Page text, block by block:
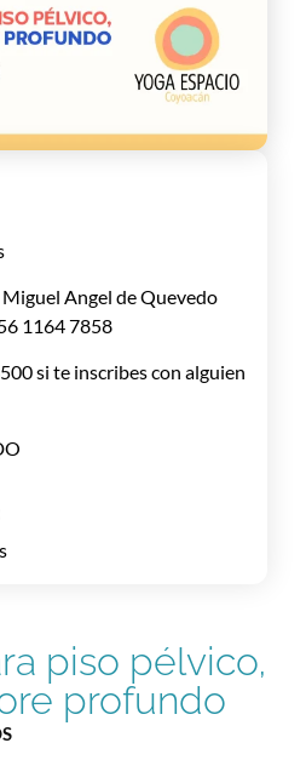
Miguel Angel de Quevedo
1164 7858
si te inscribes con alguien
piso pélvico,
profundo